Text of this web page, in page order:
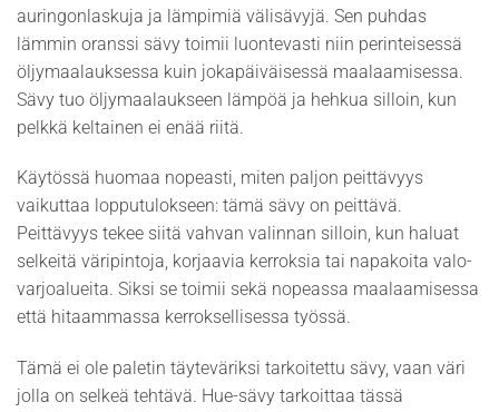
auringonlaskuja ja lämpimiä välisävyjä. Sen puhdas
lämmin oranssi sävy toimii luontevasti niin perinteisessä
öljymaalauksessa kuin jokapäiväisessä maalaamisessa.
Sävy tuo öljymaalaukseen lämpöä ja hehkua silloin, kun
pelkkä keltainen ei enää riitä.
Käytössä huomaa nopeasti, miten paljon peittävyys
vaikuttaa lopputulokseen: tämä sävy on peittävä.
Peittävyys tekee siitä vahvan valinnan silloin, kun haluat
selkeitä väripintoja, korjaavia kerroksia tai napakoita valo-
varjoalueita. Siksi se toimii sekä nopeassa maalaamisessa
että hitaammassa kerroksellisessa työssä.
Tämä ei ole paletin täyteväriksi tarkoitettu sävy, vaan väri
jolla on selkeä tehtävä. Hue-sävy tarkoittaa tässä